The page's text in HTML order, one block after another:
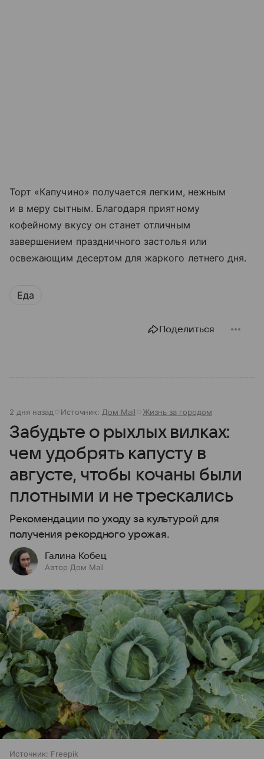
Торт «Капучино» получается легким, нежным
и в меру сытным. Благодаря приятному
кофейному вкусу он станет отличным
завершением праздничного застолья или
освежающим десертом для жаркого летнего дня.
Еда
Поделиться
2 дня назад Источник: Дом Mail Жизнь за городом
Забудьте о рыхлых вилках:
чем удобрять капусту в
августе, чтобы кочаны были
плотными и не трескались
Рекомендации по уходу за культурой для
получения рекордного урожая.
Галина Кобец
Автор Дом Mail
Источник: Freepik